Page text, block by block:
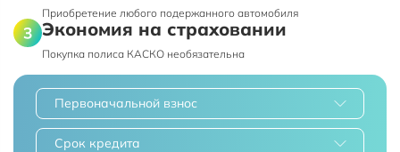
Приобретение любого подержанного автомобиля
Экономия на страховании
Покупка полиса КАСКО необязательна
Первоначальной взнос
Срок кредита